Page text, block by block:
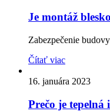
Je montáž
Zabezpečenie
Čítať viac
16. januára 2023
Prečo je tepelná